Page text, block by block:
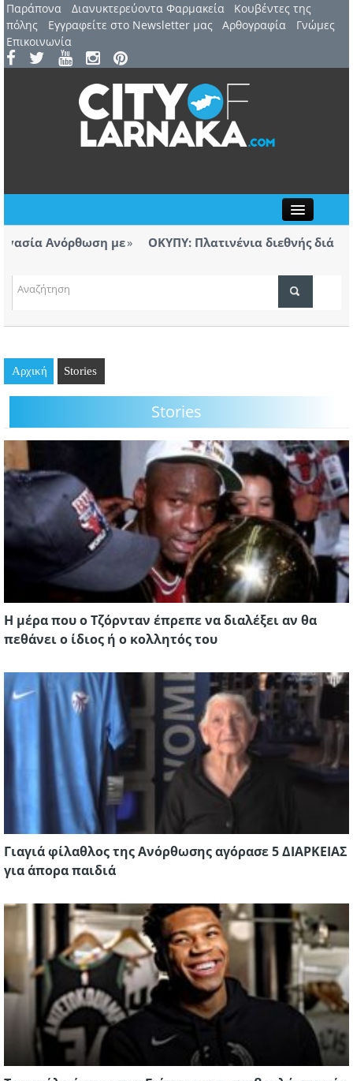
Παράπονα Διανυκτερεύοντα Φαρμακεία
Kουβέντες της
πόλης
Εγγραφείτε στο Newsletter μας Αρθογραφία
Γνώμες
Επικοινωνία
ΤΟΠΙΚΑ ΝΕΑ
GOING OUT
PODCAST
ΠΡΟΣΩΠΑ
ΛΑΡΝΑΚΑ 2030
ΣΥΝΔΕΣΜΟΙ
ΠΕΡΙΣΣΟΤΕΡΑ
με
ΟΚΥΠΥ: Πλατινένια διεθνής διάκριση για το
για την πυρκαγιά στο πεδίο
αυτές θα αποδοθούν»
Ανοίγει μετά
Αεροδρομίου
Αρχική Stories
Stories
Η μέρα που ο Τζόρνταν έπρεπε να διαλέξει αν θα
πεθάνει ο ίδιος ή ο κολλητός του
Γιαγιά φίλαθλος της Ανόρθωσης αγόρασε 5 ΔΙΑΡΚΕΙΑΣ
για άπορα παιδιά